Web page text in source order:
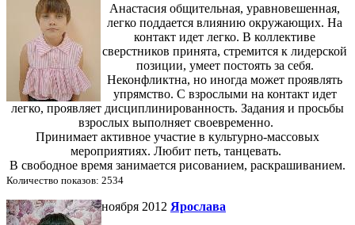
Анастасия общительная, уравновешенная,
легко поддается влиянию окружающих. На
контакт идет легко. В коллективе
сверстников принята, стремится к лидерской
позиции, умеет постоять за себя.
Неконфликтна, но иногда может проявлять
упрямство. С взрослыми на контакт идет
легко, проявляет дисциплинированность. Задания и просьбы
взрослых выполняет своевременно.
Принимает активное участие в культурно-массовых
мероприятиях. Любит петь, танцевать.
В свободное время занимается рисованием, раскрашиванием.
Количество показов: 2534
ноября 2012 Ярослава